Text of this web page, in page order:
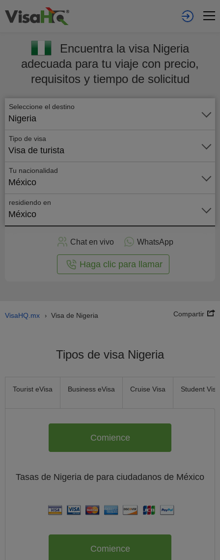
Encuentra la visa Nigeria
adecuada para tu viaje con precio,
requisitos y tiempo de solicitud
Seleccione el destino
Nigeria
Tipo de visa
Visa de turista
Tu nacionalidad
México
residiendo en
México
Chat en vivo WhatsApp
Haga clic para llamar
VisaHQ.mx › Visa de Nigeria Compartir
Tipos de visa Nigeria
Tourist eVisa Business eVisa Cruise Visa Student Visa
Comience
Tasas de Nigeria de para ciudadanos de México
Comience